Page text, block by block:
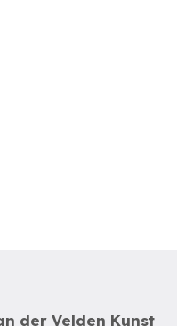
der Velden Kunst